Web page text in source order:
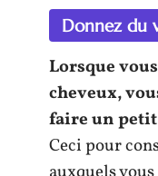
Donnez du
Lorsque
cheveux,
faire un
Ceci pour